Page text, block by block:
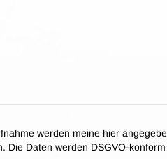
werden meine hier
Die Daten werden DSGVO-